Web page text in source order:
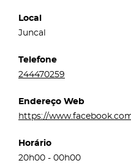
Local
Juncal
Telefone
244470259
Endereço Web
https://
Horário
20h00 - 00h00